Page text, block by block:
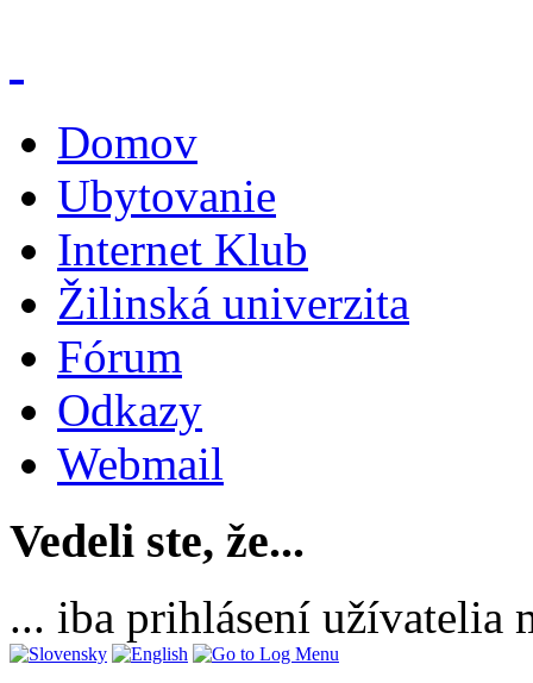
Domov
Ubytovanie
Internet Klub
Žilinská univerzita
Fórum
Odkazy
Webmail
Vedeli ste, že...
... iba prihlásení užívatelia